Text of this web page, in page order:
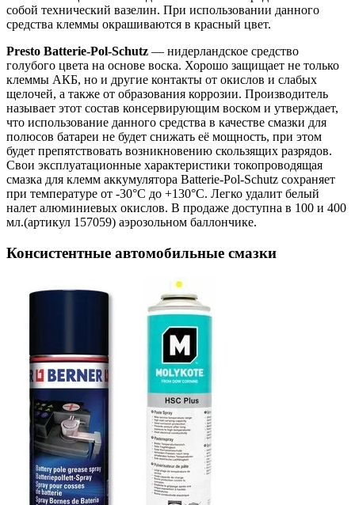
собой технический вазелин. При использовании данного
средства клеммы окрашиваются в красный цвет.
Presto Batterie-Pol-Schutz — нидерландское средство
голубого цвета на основе воска. Хорошо защищает не только
клеммы АКБ, но и другие контакты от окислов и слабых
щелочей, а также от образования коррозии. Производитель
называет этот состав консервирующим воском и утверждает,
что использование данного средства в качестве смазки для
полюсов батареи не будет снижать её мощность, при этом
будет препятствовать возникновению скользящих разрядов.
Свои эксплуатационные характеристики токопроводящая
смазка для клемм аккумулятора Batterie-Pol-Schutz сохраняет
при температуре от -30°С до +130°С. Легко удалит белый
налет алюминиевых окислов. В продаже доступна в 100 и 400
мл.(артикул 157059) аэрозольном баллончике.
Консистентные автомобильные смазки